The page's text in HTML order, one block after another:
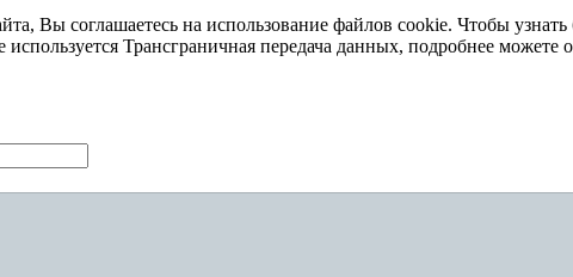
Вы соглашаетесь на использование файлов cookie. Чтобы
Трансграничная передача данных, подробнее можете